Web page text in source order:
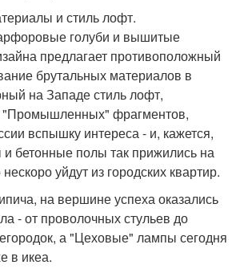
и стиль лофт.
голуби и вышитые
предлагает противоположный
брутальных материалов в
на Западе стиль лофт,
"Промышленных" фрагментов,
вспышку интереса - и, кажется,
бетонные полы так прижились на
уйдут из городских квартир.
на вершине успеха оказались
- от проволочных стульев до
а "Цеховые" лампы сегодня
в икеа.